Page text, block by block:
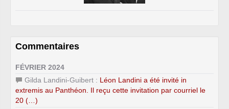
Commentaires
FÉVRIER 2024
Gilda Landini-Guibert : Léon Landini a été invité in
extremis au Panthéon. Il reçu cette invitation par courriel le
20 (…)